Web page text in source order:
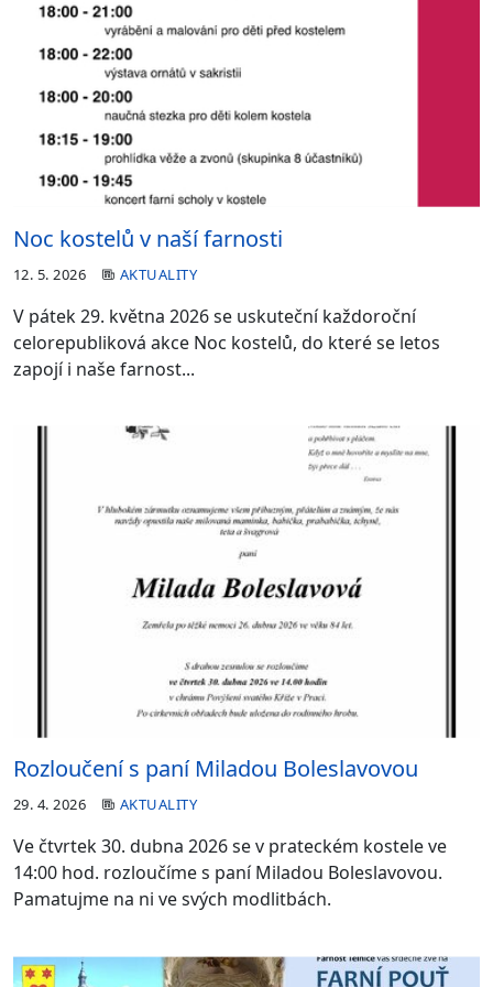
Noc kostelů v naší farnosti
12. 5. 2026 AKTUALITY
V pátek 29. května 2026 se uskuteční každoroční
celorepubliková akce Noc kostelů, do které se letos
zapojí i naše farnost...
Rozloučení s paní Miladou Boleslavovou
29. 4. 2026 AKTUALITY
Ve čtvrtek 30. dubna 2026 se v prateckém kostele ve
14:00 hod. rozloučíme s paní Miladou Boleslavovou.
Pamatujme na ni ve svých modlitbách.